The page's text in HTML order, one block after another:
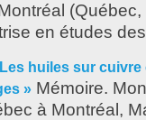
en études
huiles sur cuivre
» Mémoire.
à Montréal,